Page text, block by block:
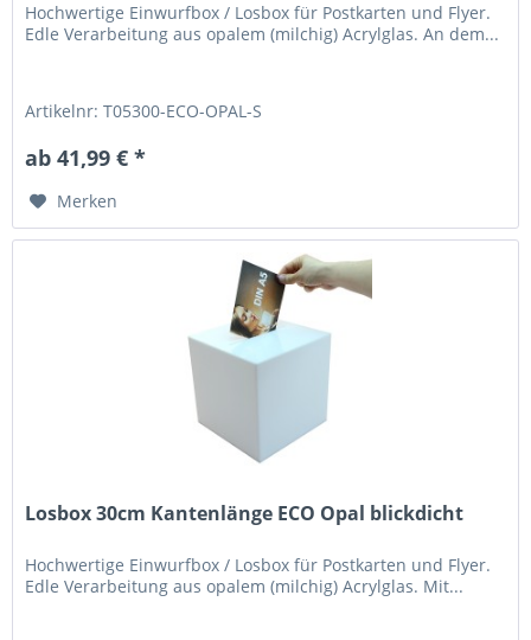
Hochwertige Einwurfbox / Losbox für Postkarten und Flyer.
Edle Verarbeitung aus opalem (milchig) Acrylglas. An dem...
Artikelnr: T05300-ECO-OPAL-S
ab 41,99 € *
Merken
Losbox 30cm Kantenlänge ECO Opal blickdicht
Hochwertige Einwurfbox / Losbox für Postkarten und Flyer.
Edle Verarbeitung aus opalem (milchig) Acrylglas. Mit...